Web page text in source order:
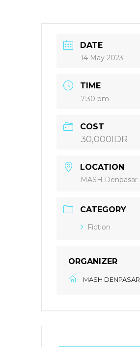
DATE
14 May 2023
TIME
7:30 pm
COST
30,000IDR
LOCATION
MASH Denpasar
CATEGORY
Fiction
ORGANIZER
MASH DENPASAR